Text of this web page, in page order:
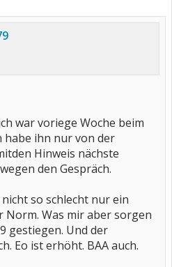
war voriege Woche beim
habe ihn nur von der
Hinweis nächste
den Gespräch.
so schlecht nur ein
Norm. Was mir aber sorgen
gestiegen. Und der
Eo ist erhöht. BAA auch.